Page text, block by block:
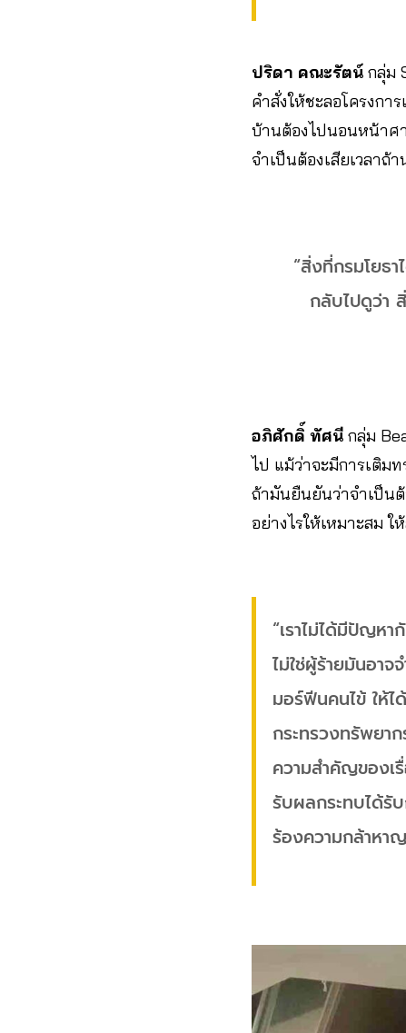
ปริดา คณะรัตน์ กลุ่ม
คำสั่งให้ชะลอโครงกา
บ้านต้องไปนอนหน้าศา
จำเป็นต้องเสียเวลาถ้
“สิ่งที่กรมโยธ
กลับไปดูว่า
อภิศักดิ์ ทัศนี กลุ่ม
ไป แม้ว่าจะมีการเติม
ถ้ามันยืนยันว่าจำเป็น
อย่างไรให้เหมาะสม
“เราไม่ได้มีปัญห
ไม่ใช่ผู้ร้ายมันอา
มอร์ฟีนคนไข้ ให้ไ
กระทรวงทรัพยา
ความสำคัญของเ
รับผลกระทบได้รั
ร้องความกล้าหา